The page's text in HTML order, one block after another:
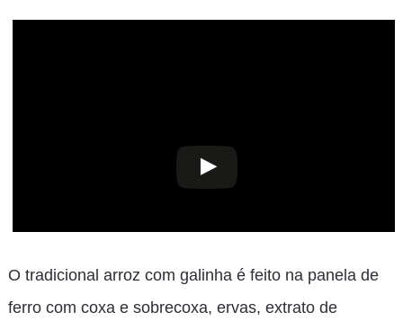
O tradicional arroz com galinha é feito na panela de
ferro com coxa e sobrecoxa, ervas, extrato de